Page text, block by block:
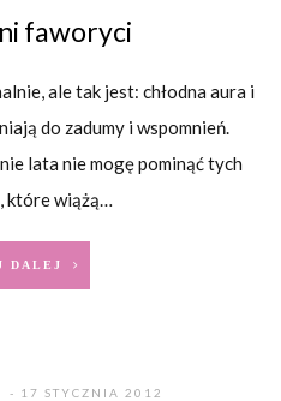
faworyci
ale tak jest: chłodna aura i
do zadumy i wspomnień.
lata nie mogę pominąć tych
które wiążą…
DALEJ
- 17 STYCZNIA 2012